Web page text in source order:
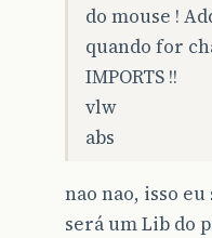
do mouse !
quando for
IMPORTS !!
vlw
abs
nao nao, isso
será um Lib do